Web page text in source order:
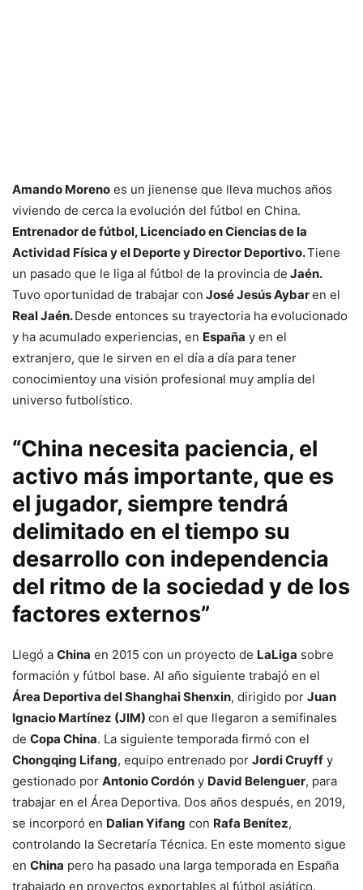
Amando Moreno es un jienense que lleva muchos años
viviendo de cerca la evolución del fútbol en China.
Entrenador de fútbol, Licenciado en Ciencias de la
Actividad Física y el Deporte y Director Deportivo.Tiene
un pasado que le liga al fútbol de la provincia de Jaén.
Tuvo oportunidad de trabajar con José Jesús Aybaren el
Real Jaén.Desde entonces su trayectoria ha evolucionado
y ha acumulado experiencias, en España y en el
extranjero, que le sirven en el día a día para tener
conocimientoy una visión profesional muy amplia del
universo futbolístico.
“China necesita paciencia, el
activo más importante, que es
el jugador, siempre tendrá
delimitado en el tiempo su
desarrollo con independencia
del ritmo de la sociedad y de los
factores externos”
Llegó a China en 2015 con un proyecto de LaLiga sobre
formación y fútbol base. Al año siguiente trabajó en el
Área Deportiva del Shanghai Shenxin, dirigido por Juan
Ignacio Martínez (JIM) con el que llegaron a semifinales
de Copa China. La siguiente temporada firmó con el
Chongqing Lifang, equipo entrenado por Jordi Cruyff y
gestionado por Antonio Cordón y David Belenguer, para
trabajar en el Área Deportiva. Dos años después, en 2019,
se incorporó en Dalian Yifang con Rafa Benítez,
controlando la Secretaría Técnica. En este momento sigue
en China pero ha pasado una larga temporada en España
trabajado en proyectos exportables al fútbol asiático.